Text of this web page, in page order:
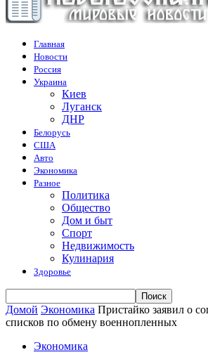
Главная
Новости
Россия
Украина
Киев
Луганск
ДНР
Белорусь
США
Авто
Экономика
Разное
Политика
Общество
Дом и быт
Спорт
Недвижимость
Кулинария
Здоровье
Домой Экономика Пристайко заявил о
списков по обмену военнопленных
Экономика